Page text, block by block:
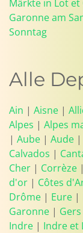
Märkte in Lot
Garonne am
Sonntag
Alle
Ain | Aisne |
Alpes | Alpes
| Aube | Aude |
Calvados |
Cher | Corrèze |
d'or | Côtes
Drôme | Eure |
Garonne | Gers
Indre | Indre et